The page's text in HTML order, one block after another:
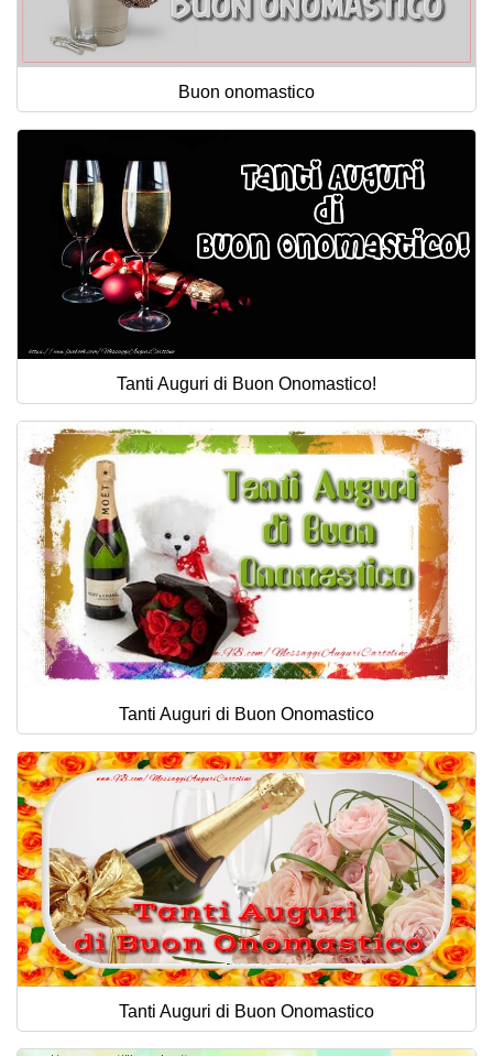
Buon onomastico
Tanti Auguri di Buon Onomastico!
Tanti Auguri di Buon Onomastico
Tanti Auguri di Buon Onomastico